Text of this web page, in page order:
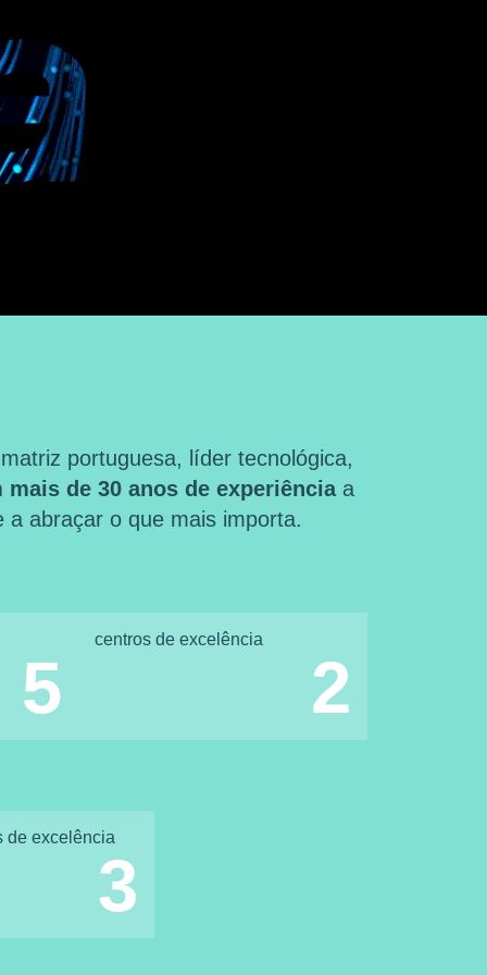
portuguesa, líder tecnológica,
mais de 30 anos de experiênciaa
a abraçar o que mais importa.
5
centros de excelência
2
de excelência
3